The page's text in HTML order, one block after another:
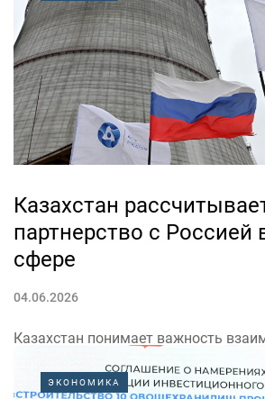
площадке Петербургского
посол Бразилии в РФ Сержио
рассказал о последовательном
стратегического партнерства
числе, речь шла...
Казахстан
партнерство с Россией
сфере
04.06.2026
Казахстан понимает важность
Россией в атомной сфере, особенно
работы над дорогостоящими
ЭКОНОМИКА